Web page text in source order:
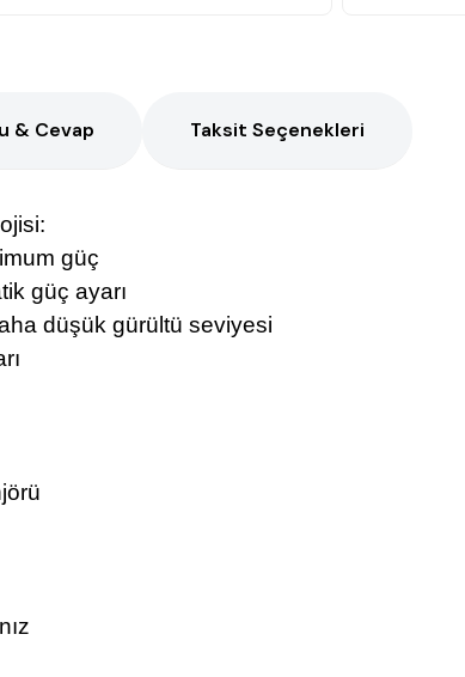
& Cevap Taksit Seçenekleri
güç
güç ayarı
düşük gürültü seviyesi